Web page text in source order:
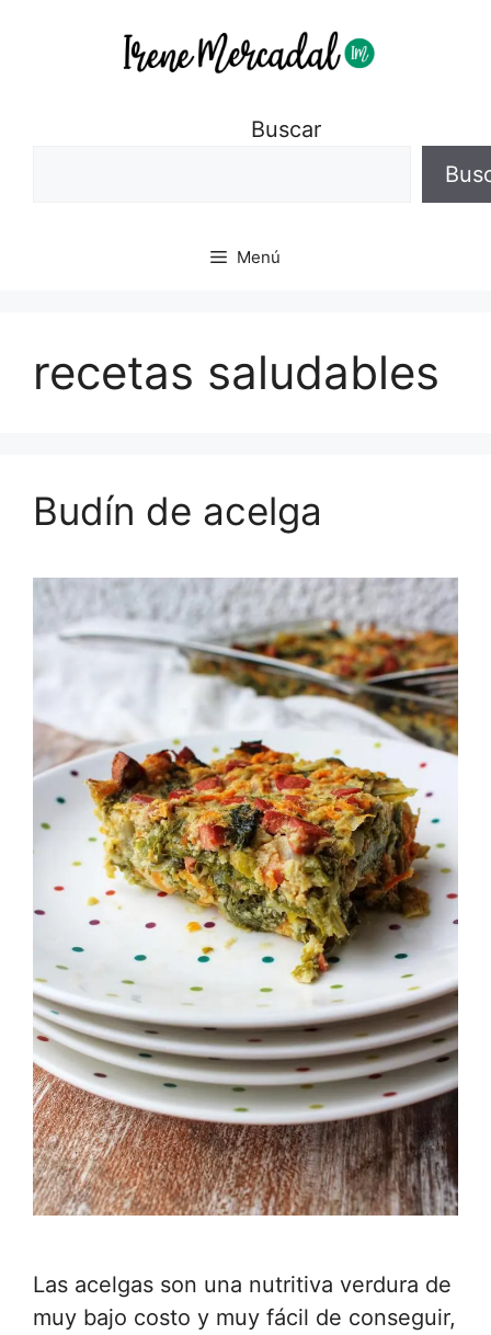
Buscar
Menú
recetas saludables
Budín de acelga
Las acelgas son una nutritiva verdura de
muy bajo costo y muy fácil de conseguir,